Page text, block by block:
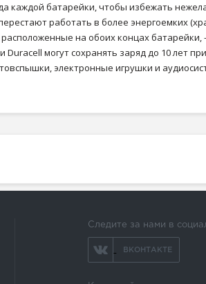
каждой батарейки, чтобы избежать
работать в более энергоемких
на обоих концах
могут сохранять заряд до 10 лет
электронные игрушки и
Следите за нами в
ВКОНТАКТЕ